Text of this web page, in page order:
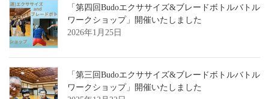
「第四回Budoエクササイズ&ブレードボトルバトル
ワークショップ」開催いたしました
2026年1月25日
「第三回Budoエクササイズ&ブレードボトルバトル
ワークショップ」開催いたしました